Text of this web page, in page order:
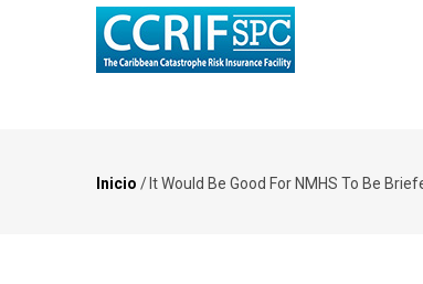
Inicio / It Would Be Good For NMHS To Be